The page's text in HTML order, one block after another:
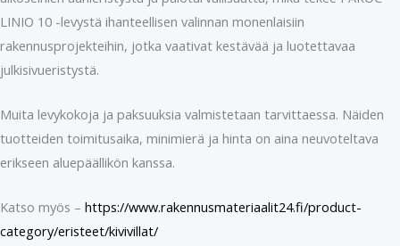
LINIO 10 -levystä ihanteellisen valinnan monenlaisiin
rakennusprojekteihin, jotka vaativat kestävää ja luotettavaa
julkisivueristystä.
Muita levykokoja ja paksuuksia valmistetaan tarvittaessa. Näiden
tuotteiden toimitusaika, minimierä ja hinta on aina neuvoteltava
erikseen aluepäällikön kanssa.
Katso myös – https://www.rakennusmateriaalit24.fi/product-
category/eristeet/kivivillat/